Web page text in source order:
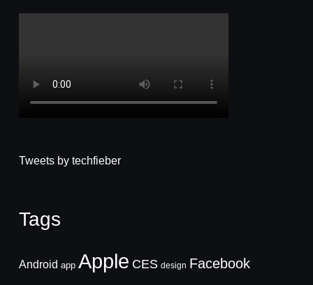
Tweets by techfieber
Tags
Android app Apple CES design Facebook